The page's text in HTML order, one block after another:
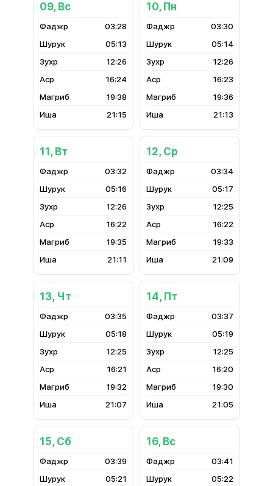
09, Вс
03:28
05:13
12:26
16:24
19:38
21:15
10, Пн
03:30
05:14
12:26
16:23
19:36
21:13
11, Вт
03:32
05:16
12:26
16:22
19:35
21:11
12, Ср
03:34
05:17
12:25
16:22
19:33
21:09
13, Чт
03:35
05:18
12:25
16:21
19:32
21:07
14, Пт
03:37
05:19
12:25
16:20
19:30
21:05
15, Сб
03:39
05:21
16, Вс
03:41
05:22